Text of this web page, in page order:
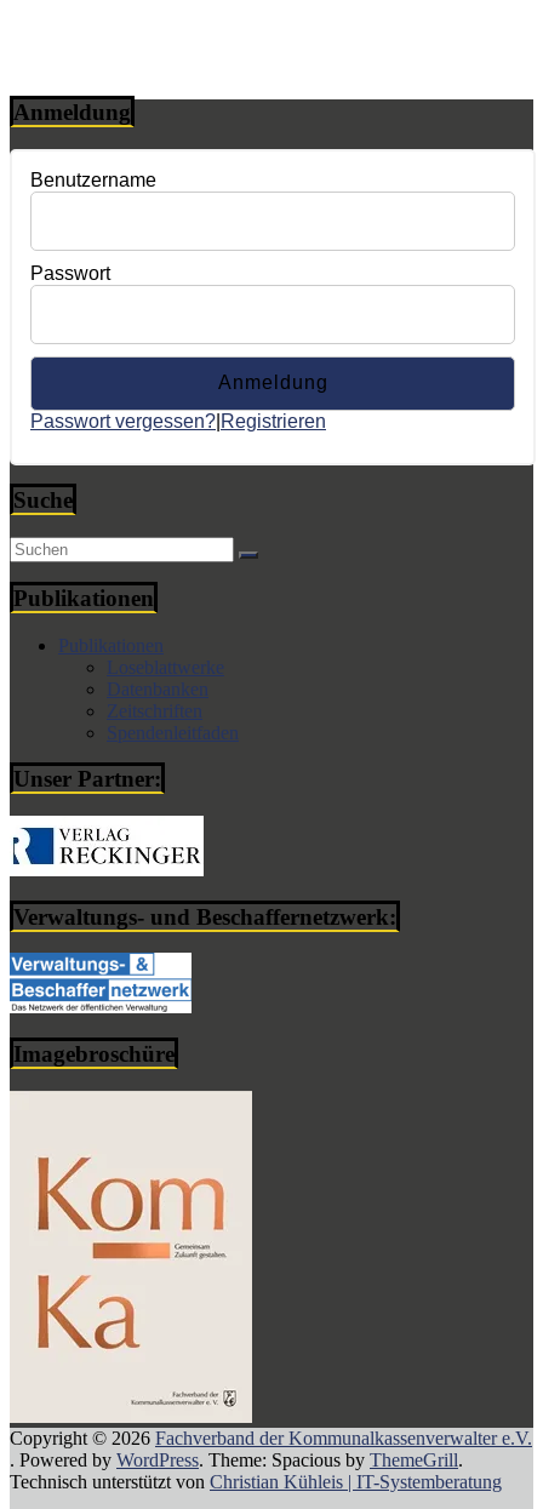
Anmeldung
Benutzername
Passwort
Passwort vergessen? Registrieren
Suche
Publikationen
Publikationen
Loseblattwerke
Datenbanken
Zeitschriften
Spendenleitfaden
Unser Partner:
Verwaltungs- und Beschaffernetzwerk:
Imagebroschüre
Copyright © 2026 Fachverband der Kommunalkassenverwalter e.V.
. Powered by WordPress. Theme: Spacious by ThemeGrill.
Technisch unterstützt von Christian Kühleis | IT-Systemberatung